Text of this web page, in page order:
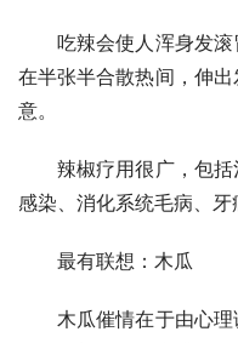
吃辣会使人浑身发滚
在半张半合散热间，伸
意。
辣椒疗用很广，包括
感染、消化系统毛病、牙
最有联想：木瓜
木瓜催情在于由心理